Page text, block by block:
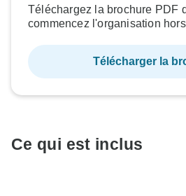
Téléchargez la brochure PDF
commencez l'organisation
Télécharger la
Ce qui est inclus